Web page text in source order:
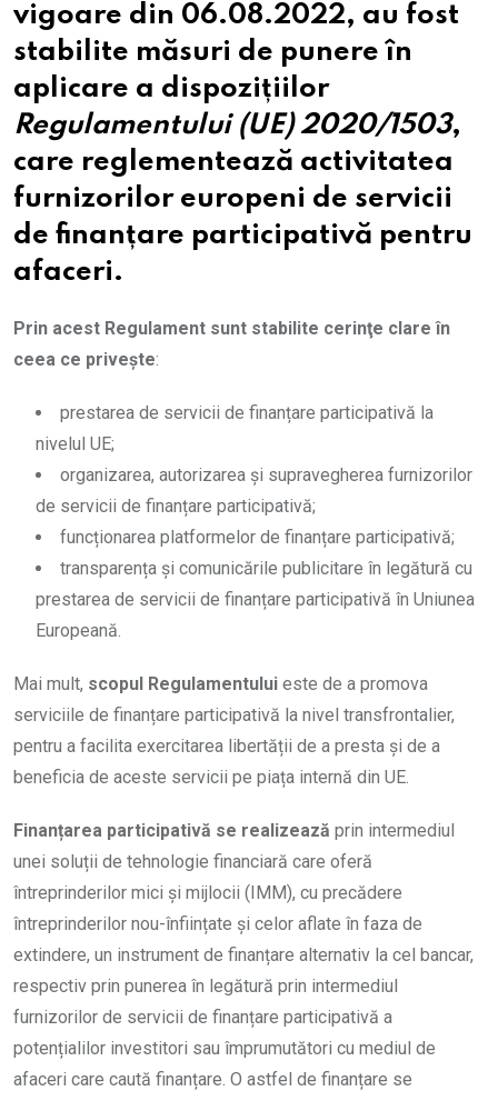
vigoare din 06.08.2022, au fost
stabilite măsuri de punere în
aplicare a dispozițiilor
Regulamentului (UE) 2020/1503,
care reglementează activitatea
furnizorilor europeni de servicii
de finanțare participativă pentru
afaceri.
Prin acest Regulament sunt stabilite cerinţe clare în
ceea ce privește:
prestarea de servicii de finanțare participativă la
nivelul UE;
organizarea, autorizarea și supravegherea furnizorilor
de servicii de finanțare participativă;
funcționarea platformelor de finanțare participativă;
transparența și comunicările publicitare în legătură cu
prestarea de servicii de finanțare participativă în Uniunea
Europeană.
Mai mult, scopul Regulamentului este de a promova
serviciile de finanțare participativă la nivel transfrontalier,
pentru a facilita exercitarea libertății de a presta și de a
beneficia de aceste servicii pe piața internă din UE.
Finanțarea participativă se realizează prin intermediul
unei soluții de tehnologie financiară care oferă
întreprinderilor mici și mijlocii (IMM), cu precădere
întreprinderilor nou-înființate și celor aflate în faza de
extindere, un instrument de finanțare alternativ la cel bancar,
respectiv prin punerea în legătură prin intermediul
furnizorilor de servicii de finanțare participativă a
potențialilor investitori sau împrumutători cu mediul de
afaceri care caută finanțare. O astfel de finanțare se